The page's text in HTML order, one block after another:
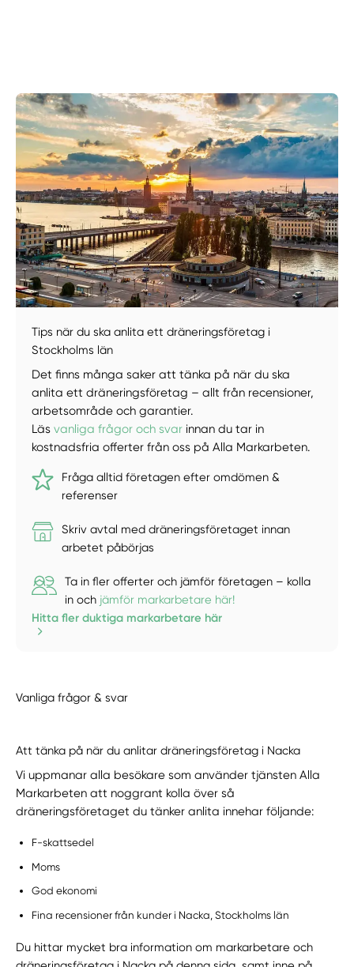
Manuellt Få hjälp
Välj tillvägagångssätt
Tips när du ska anlita ett dräneringsföretag i
Stockholms län
Det finns många saker att tänka på när du ska
anlita ett dräneringsföretag – allt från recensioner,
arbetsområde och garantier.
Läsvanliga frågor och svar innan du tar in
kostnadsfria offerter från oss på Alla Markarbeten.
Fråga alltid företagen efter omdömen &
referenser
Skriv avtal med dräneringsföretaget innan
arbetet påbörjas
Ta in fler offerter och jämför företagen – kolla
in och jämför markarbetare här!
Hitta fler duktiga markarbetare här
Vanliga frågor & svar
Att tänka på när du anlitar dräneringsföretag i Nacka
Vi uppmanar alla besökare som använder tjänsten Alla
Markarbeten att noggrant kolla över så
dräneringsföretaget du tänker anlita innehar följande:
F-skattsedel
Moms
God ekonomi
Fina recensioner från kunder i Nacka, Stockholms län
Du hittar mycket bra information om markarbetare och